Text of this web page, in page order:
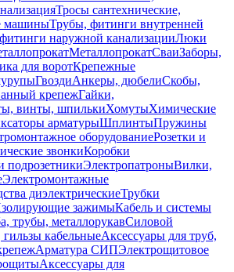
Тросы сантехнические,
машиныТрубы, фитинги внутренней
наружной канализацииЛюки
МеталлопрокатСваиЗаборы,
для воротКрепежные
ГвоздиАнкеры, дюбелиСкобы,
крепежГайки,
винты, шпилькиХомутыХимические
арматурыШплинтыПружины
оборудованиеРозетки и
звонкиКоробки
подрозетникиЭлектропатроныВилки,
Электромонтажные
диэлектрическиеТрубки
зажимыКабель и системы
трубы, металлорукавСиловой
кабельныеАксессуары для труб,
Арматура СИПЭлектрощитовое
Аксессуары для